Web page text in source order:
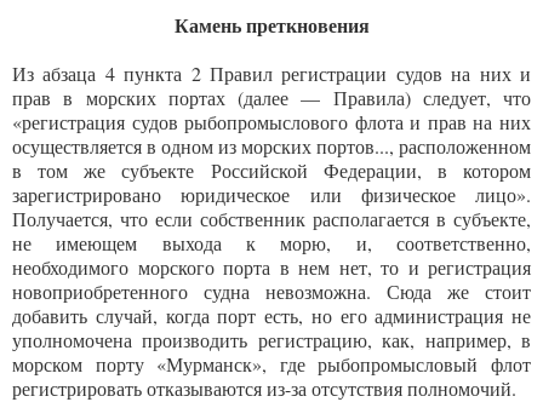
Камень преткновения
Из абзаца 4 пункта 2 Правил регистрации судов на них и
прав в морских портах (далее — Правила) следует, что
«регистрация судов рыбопромыслового флота и прав на них
осуществляется в одном из морских портов..., расположенном
в том же субъекте Российской Федерации, в котором
зарегистрировано юридическое или физическое лицо».
Получается, что если собственник располагается в субъекте,
не имеющем выхода к морю, и, соответственно,
необходимого морского порта в нем нет, то и регистрация
новоприобретенного судна невозможна. Сюда же стоит
добавить случай, когда порт есть, но его администрация не
уполномочена производить регистрацию, как, например, в
морском порту «Мурманск», где рыбопромысловый флот
регистрировать отказываются из-за отсутствия полномочий.